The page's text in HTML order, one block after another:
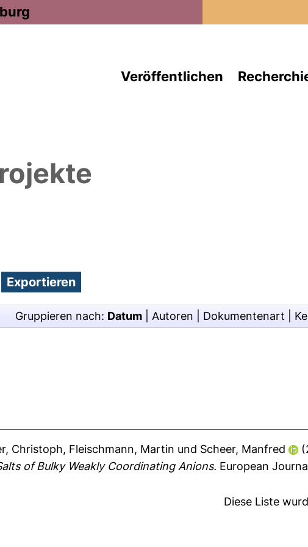
Veröffentlichen
Gruppieren nach: Datum Autoren Dokumentenart
Christoph, Fleischmann, Martin und Scheer, Manfred
of Bulky Weakly Coordinating Anions. European
Diese Liste